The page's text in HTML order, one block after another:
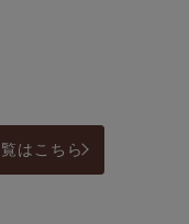
はこちら